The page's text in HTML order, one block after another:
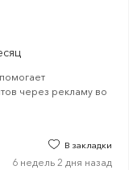
через рекламу во
В закладки
6 недель 2 дня назад